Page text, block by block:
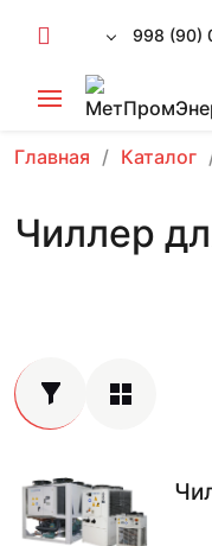
998 (90)
Главная Каталог
Чиллер